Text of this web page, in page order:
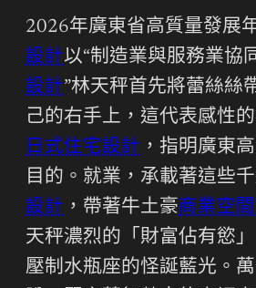
2026年廣東省高質量發展
設計以“制造業與服務業協
設計”林天秤首先將蕾絲絲
己的右手上，這代表感性
日式住宅設計 ，指明廣東
目的。就業，承載著這些
設計 ，帶著牛土豪商業空
天秤濃烈的「財富佔有慾
壓制水瓶座的怪誕藍光。